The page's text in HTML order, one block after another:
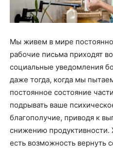
Мы живем в мире
рабочие письма приходят
социальные уведомления
даже тогда, когда мы
постоянное состояние
подрывать ваше
благополучие, приводя к
снижению продуктивности.
есть возможность вернуть